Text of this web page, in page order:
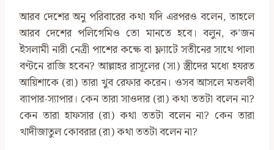
আরব দেশের অনু পরিবারের কথা যদি এরপরও বলেন, তাহলে
আরব দেশের পলিগেমিও তো মানতে হবে। বলুন, ক’জন
ইসলামী নারী নেত্রী পাশের কক্ষে বা ফ্ল্যাটে সতীনের সাথে পালা
বণ্টনে রাজি হবেন? আল্লাহর রাসূলের (সা) স্ত্রীদের মধ্যে হযরত
আয়িশাকে (রা) তারা খুব রেফার করেন। ওসব আসলে মতলবী
ব্যাপার-স্যাপার। কেন তারা সাওদার (রা) কথা ততটা বলেন না?
কেন তারা হাফসার (রা) কথা ততটা বলেন না? কেন তারা
খাদীজাতুল কোবরার (রা) কথা ততটা বলেন না?